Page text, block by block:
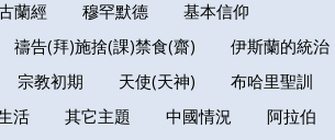
蘭經 穆罕默德
基本信仰
禱告(拜)施捨(課)禁食(齋)
伊斯蘭的統治
宗教初期 天使(天神)
布哈里聖訓
活 其它主題 中國情況
阿拉伯